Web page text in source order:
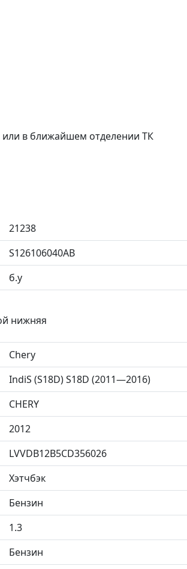
или в ближайшем отделении ТК
21238
S126106040AB
б.у
нижняя
Chery
IndiS (S18D) S18D (2011—2016)
CHERY
2012
LVVDB12B5CD356026
Хэтчбэк
Бензин
1.3
Бензин